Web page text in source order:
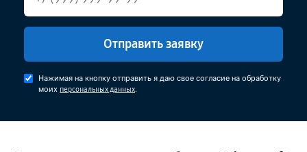
Отправить заявку
Нажимая на кнопку отправить я даю свое согласие на обработку
моих персональных данных.